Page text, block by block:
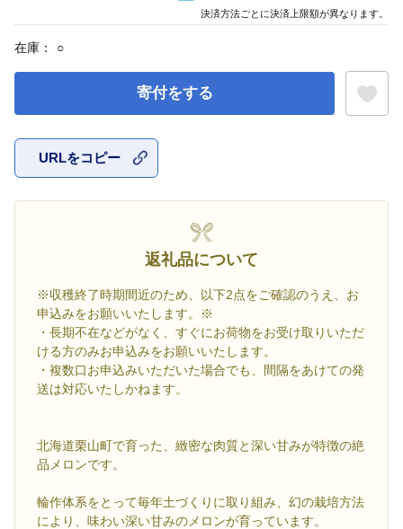
在庫： ○
寄付をする
URLをコピー
返礼品について
※収穫終了時期間近のため、以下2点をご確認のうえ、お
申込みをお願いいたします。※
・長期不在などがなく、すぐにお荷物をお受け取りいただ
ける方のみお申込みをお願いいたします。
・複数口お申込みいただいた場合でも、間隔をあけての発
送は対応いたしかねます。
北海道栗山町で育った、緻密な肉質と深い甘みが特徴の絶
品メロンです。
輪作体系をとって毎年土づくりに取り組み、幻の栽培方法
により、味わい深い甘みのメロンが育っています。
決済方法ごとに決済上限額が異なります。